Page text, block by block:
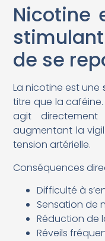
Nicotine
de se
La nicotine est une
titre que la caféine.
agit
augmentant la
tension artérielle.
Conséquences
Difficulté à
Sensation de
Réduction de
Réveils